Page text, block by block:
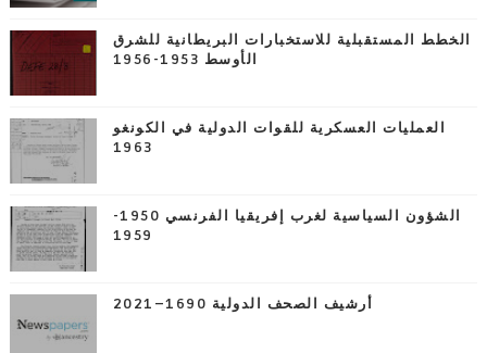
الخطط المستقبلية للاستخبارات البريطانية للشرق
الأوسط 1953-1956
العمليات العسكرية للقوات الدولية في الكونغو
1963
الشؤون السياسية لغرب إفريقيا الفرنسي 1950-
1959
أرشيف الصحف الدولية 1690–2021